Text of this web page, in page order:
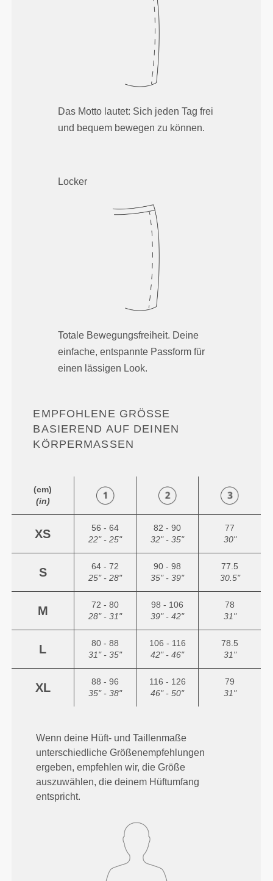
Das Motto lautet: Sich jeden Tag frei
und bequem bewegen zu können.
Locker
Totale Bewegungsfreiheit. Deine
einfache, entspannte Passform für
einen lässigen Look.
EMPFOHLENE GRÖSSE B
ASIEREND AUF DEINEN K
ÖRPERMASSEN
(cm)
(in)
XS
56 - 64
22" - 25"
82 - 90
32" - 35"
77
30"
S
64 - 72
25" - 28"
90 - 98
35" - 39"
77.5
30.5"
M
72 - 80
28" - 31"
98 - 106
39" - 42"
78
31"
L
80 - 88
31" - 35"
106 - 116
42" - 46"
78.5
31"
XL
88 - 96
35" - 38"
116 - 126
46" - 50"
79
31"
Wenn deine Hüft- und Taillenmaße
unterschiedliche Größenempfehlungen
ergeben, empfehlen wir, die Größe
auszuwählen, die deinem Hüftumfang
entspricht.